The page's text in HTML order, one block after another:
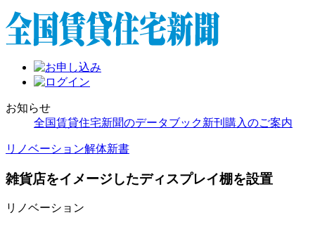
お知らせ
全国賃貸住宅新聞のデータブック新刊購入のご案内
リノベーション解体新書
雑貨店をイメージしたディスプレイ棚を設置
リノベーション